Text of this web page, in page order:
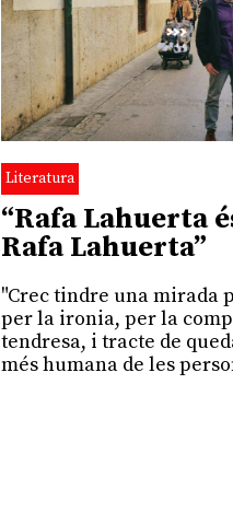
Literatura
“Rafa Lahuerta
Rafa Lahuerta”
"Crec tindre una mirada
per la ironia, per la
tendresa, i tracte de
més humana de les